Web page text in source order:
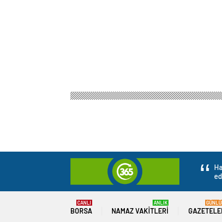
BORSA
CANLI
NAMAZ VAKITLERI
ANLIK